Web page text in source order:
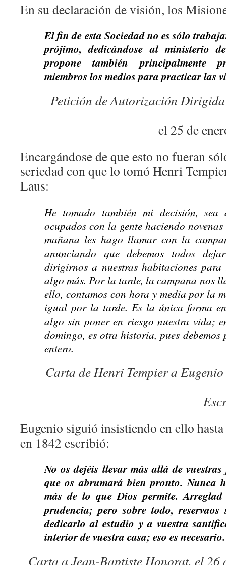
En su declaración de visión, los
El fin de esta Sociedad no es sólo
prójimo, dedicándose al ministerio
propone también principalmente
miembros los medios para practicar las
Petición de Autorización
el 25 de
Encargándose de que esto no fueran
seriedad con que lo tomó Henri
Laus:
He tomado también mi decisión, sea
ocupados con la gente haciendo
mañana les hago llamar con la
anunciando que debemos todos
dirigirnos a nuestras habitaciones
algo más. Por la tarde, la campana nos
ello, contamos con hora y media por la
igual por la tarde. Es la única forma
algo sin poner en riesgo nuestra vida;
domingo, es otra historia, pues
entero.
Carta de Henri Tempier a
Eugenio siguió insistiendo en ello
en 1842 escribió:
No os dejéis llevar más allá de
que os abrumará bien pronto. Nunca
más de lo que Dios permite.
prudencia; pero sobre todo, reservaos
dedicarlo al estudio y a vuestra
interior de vuestra casa; eso es
Carta a Jean-Baptiste Honorat, el 26